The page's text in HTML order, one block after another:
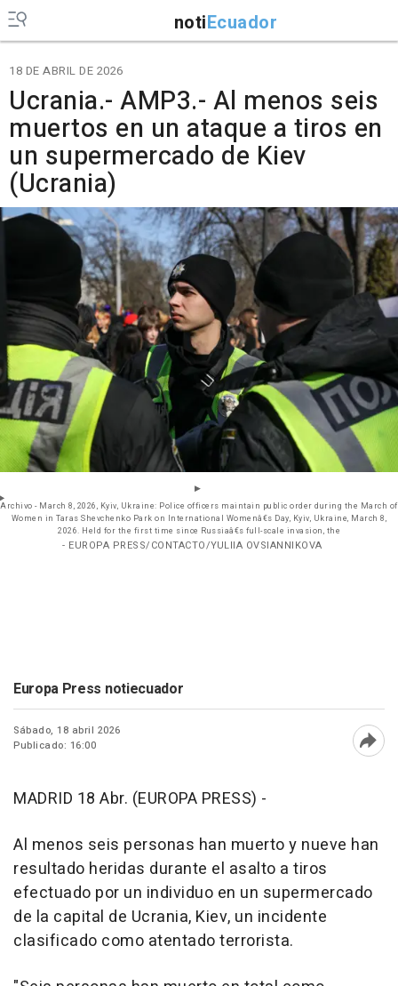
notiEcuador
18 DE ABRIL DE 2026
Ucrania.- AMP3.- Al menos seis
muertos en un ataque a tiros en
un supermercado de Kiev
(Ucrania)
Archivo - March 8, 2026, Kyiv, Ukraine: Police officers maintain public order during the March of
Women in Taras Shevchenko Park on International Womenâ€s Day, Kyiv, Ukraine, March 8,
2026. Held for the first time since Russiaâ€s full-scale invasion, the
- EUROPA PRESS/CONTACTO/YULIIA OVSIANNIKOVA
Europa Press notiecuador
Sábado, 18 abril 2026
Publicado: 16:00
MADRID 18 Abr. (EUROPA PRESS) -
Al menos seis personas han muerto y nueve han
resultado heridas durante el asalto a tiros
efectuado por un individuo en un supermercado
de la capital de Ucrania, Kiev, un incidente
clasificado como atentado terrorista.